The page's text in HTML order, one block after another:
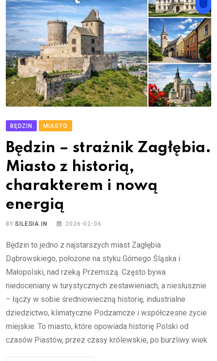
BĘDZIN MIASTO
Będzin – strażnik Zagłębia.
Miasto z historią,
charakterem i nową
energią
BYSILESIA.IN 2026-02-06
Będzin to jedno z najstarszych miast Zagłębia
Dąbrowskiego, położone na styku Górnego Śląska i
Małopolski, nad rzeką Przemszą. Często bywa
niedoceniany w turystycznych zestawieniach, a niesłusznie
– łączy w sobie średniowieczną historię, industrialne
dziedzictwo, klimatyczne Podzamcze i współczesne życie
miejskie. To miasto, które opowiada historię Polski od
czasów Piastów, przez czasy królewskie, po burzliwy wiek